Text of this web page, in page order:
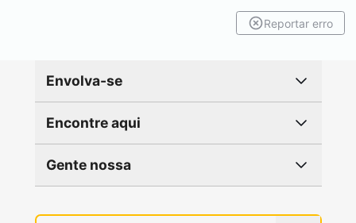
Reportar erro
Envolva-se
Encontre aqui
Gente nossa